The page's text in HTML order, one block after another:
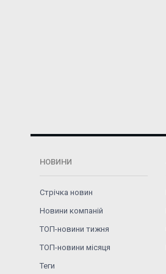
НОВИНИ
Стрічка новин
Новини компаній
ТОП-новини тижня
ТОП-новини місяця
Теги